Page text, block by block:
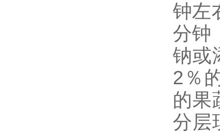
钟左
分钟
钠或
2％
的果
分层